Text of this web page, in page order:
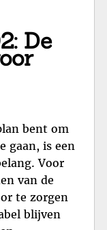
De
bent om
gaan, is een
Voor
van de
te zorgen
blijven